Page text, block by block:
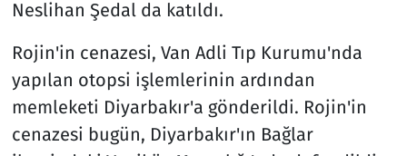
Neslihan Şedal da katıldı.
Rojin'in cenazesi, Van Adli Tıp Kurumu'nda
yapılan otopsi işlemlerinin ardından
memleketi Diyarbakır'a gönderildi. Rojin'in
cenazesi bugün, Diyarbakır'ın Bağlar